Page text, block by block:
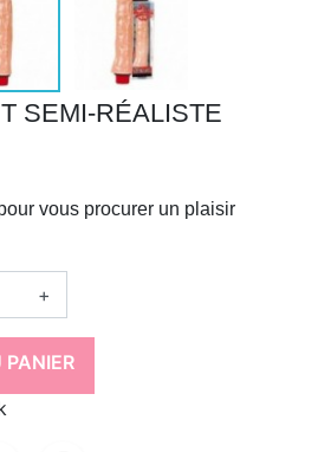
SEMI-RÉALISTE
vous procurer un plaisir
+